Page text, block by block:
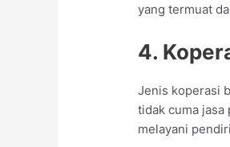
yang termuat
4.
Jenis koperasi
tidak cuma jasa
melayani